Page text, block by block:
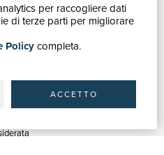
per raccogliere dati
di terze parti per migliorare
Policycompleta.
ACCETTO
avanzata